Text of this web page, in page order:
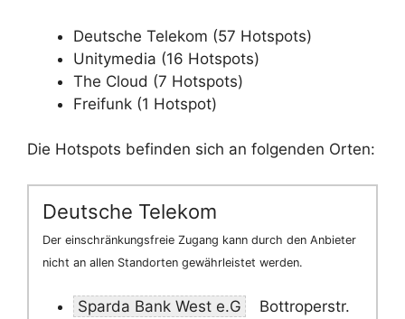
Deutsche Telekom (57 Hotspots)
Unitymedia (16 Hotspots)
The Cloud (7 Hotspots)
Freifunk (1 Hotspot)
Die Hotspots befinden sich an folgenden Orten:
Deutsche Telekom
Der einschränkungsfreie Zugang kann durch den Anbieter
nicht an allen Standorten gewährleistet werden.
Sparda Bank West e.G
Bottroperstr.